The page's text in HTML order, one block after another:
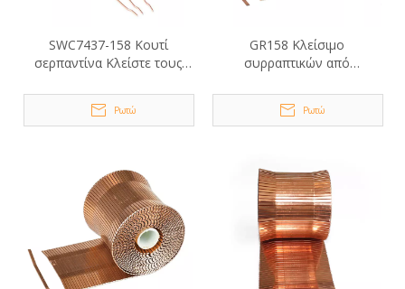
SWC7437-158 Κουτί
σερπαντίνα Κλείστε τους
Ρωτώ
GR158 Κλείσιμο
συρραπτικών από
Ρωτώ